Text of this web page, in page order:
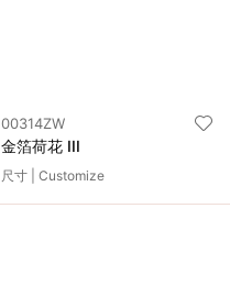
00314ZW
金箔荷花 III
尺寸 | Customize